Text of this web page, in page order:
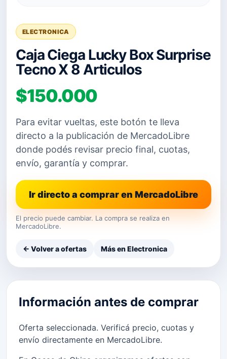
ELECTRONICA
Caja Ciega Lucky Box Surprise
Tecno X 8 Articulos
$150.000
Para evitar vueltas, este botón te lleva
directo a la publicación de MercadoLibre
donde podés revisar precio final, cuotas,
envío, garantía y comprar.
Ir directo a comprar en MercadoLibre
El precio puede cambiar. La compra se realiza en
MercadoLibre.
← Volver a ofertas Más en Electronica
Información antes de comprar
Oferta seleccionada. Verificá precio, cuotas y
envío directamente en MercadoLibre.